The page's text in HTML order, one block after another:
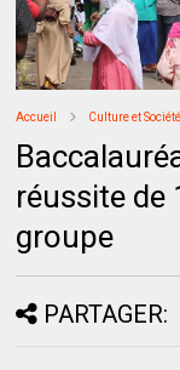
Accueil Culture et Société
réussite de
groupe
PARTAGER: